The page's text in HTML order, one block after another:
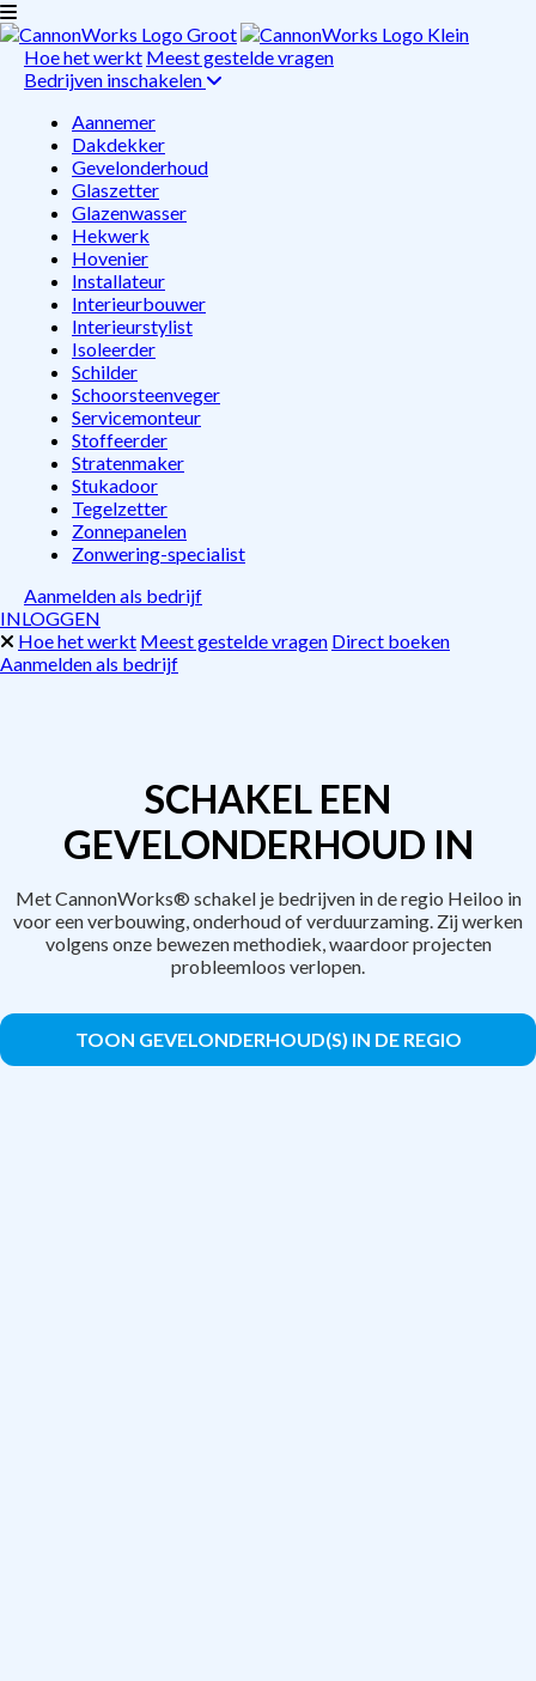
Hoe het werkt Meest gestelde vragen
Bedrijven inschakelen
Aannemer
Dakdekker
Gevelonderhoud
Glaszetter
Glazenwasser
Hekwerk
Hovenier
Installateur
Interieurbouwer
Interieurstylist
Isoleerder
Schilder
Schoorsteenveger
Servicemonteur
Stoffeerder
Stratenmaker
Stukadoor
Tegelzetter
Zonnepanelen
Zonwering-specialist
Aanmelden als bedrijf
INLOGGEN
Hoe het werkt Meest gestelde vragen Direct boeken
Aanmelden als bedrijf
SCHAKEL EEN
GEVELONDERHOUD IN
Met CannonWorks® schakel je bedrijven in de regio Heiloo in
voor een verbouwing, onderhoud of verduurzaming. Zij werken
volgens onze bewezen methodiek, waardoor projecten
probleemloos verlopen.
TOON GEVELONDERHOUD(S) IN DE REGIO